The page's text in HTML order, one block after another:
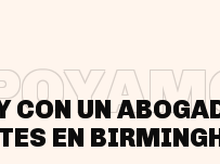
CON UN
EN